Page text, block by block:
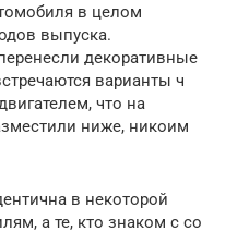
в целом
выпуска.
декоративные
варианты ч
что на
ниже, никоим
в некоторой
а те, кто знаком с со